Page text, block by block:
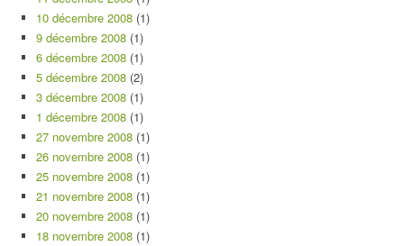
10 décembre 2008 (1)
9 décembre 2008 (1)
6 décembre 2008 (1)
5 décembre 2008 (2)
3 décembre 2008 (1)
1 décembre 2008 (1)
27 novembre 2008 (1)
26 novembre 2008 (1)
25 novembre 2008 (1)
21 novembre 2008 (1)
20 novembre 2008 (1)
18 novembre 2008 (1)